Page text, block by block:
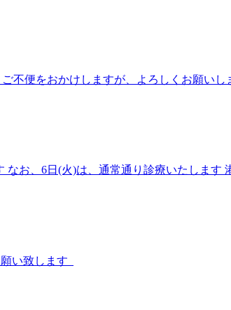
便をおかけしますが、よろしくお願いし
お、6日(火)は、通常通り診療いたしま
い致します